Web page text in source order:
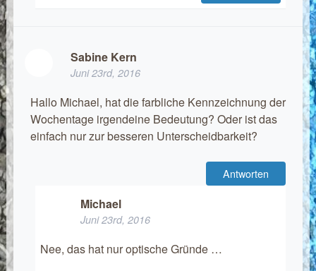
Sabine Kern
Juni 23rd, 2016
Hallo Michael, hat die farbliche Kennzeichnung der
Wochentage irgendeine Bedeutung? Oder ist das
einfach nur zur besseren Unterscheidbarkeit?
Antworten
Michael
Juni 23rd, 2016
Nee, das hat nur optische Gründe …